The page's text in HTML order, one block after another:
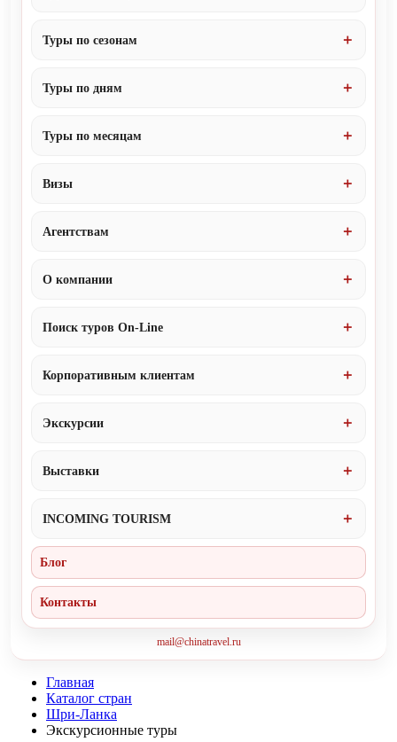
Туры по сезонам
Туры по дням
Туры по месяцам
Визы
Агентствам
О компании
Поиск туров On-Line
Корпоративным клиентам
Экскурсии
Выставки
INCOMING TOURISM
Блог
Контакты
mail@chinatravel.ru
Главная
Каталог стран
Шри-Ланка
Экскурсионные туры